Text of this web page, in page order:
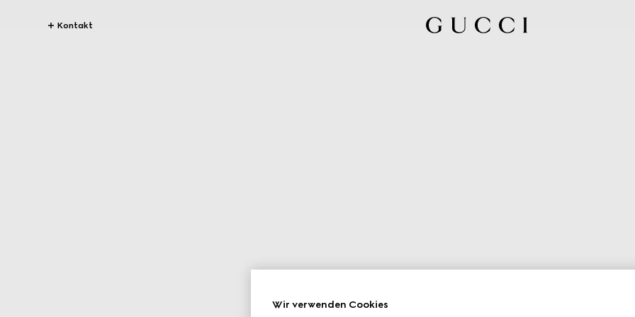
Kontakt
Wir verwenden Cookies